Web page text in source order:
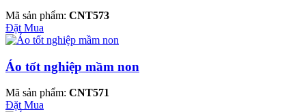
Mã sản phẩm: CNT573
Đặt Mua
Áo tốt nghiệp mầm non
Mã sản phẩm: CNT571
Đặt Mua